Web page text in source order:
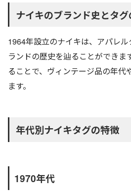
ナイキのブランド史とタ
1964年設立のナイキは、アパレ
ランドの歴史を辿ることができま
ることで、ヴィンテージ品の年代
ます。
年代別ナイキタグの特徴
1970年代